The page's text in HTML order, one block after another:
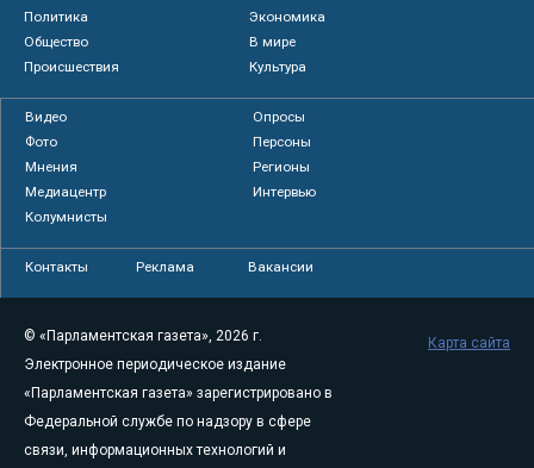
Политика
Экономика
Общество
В мире
Происшествия
Культура
Видео
Опросы
Фото
Персоны
Мнения
Регионы
Медиацентр
Интервью
Колумнисты
Контакты Реклама Вакансии
© «Парламентская газета», 2026 г.
Электронное периодическое издание
«Парламентская газета» зарегистрировано в
Федеральной службе по надзору в сфере
связи, информационных технологий и
Карта сайта